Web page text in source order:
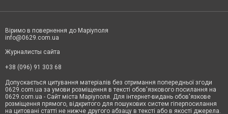
Віримо в повернення до Маріуполя
info@0629.com.ua
Журналисты сайта
+38 (096) 91 303 68
Допускається цитування матеріалів без отримання попередньої згоди
0629.com.ua за умови розміщення в тексті обов'язкового посилання на
0629.com.ua - Сайт міста Маріуполя. Для інтернет-видань обов'язкове
розміщення прямого, відкритого для пошукових систем гіперпосилання
на цитовані статті не нижче другого абзацу в тексті або в якості джерела.